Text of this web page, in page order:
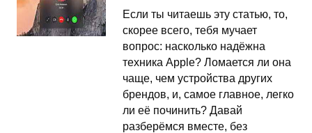
Если ты читаешь эту статью, то,
скорее всего, тебя мучает
вопрос: насколько надёжна
техника Apple? Ломается ли она
чаще, чем устройства других
брендов, и, самое главное, легко
ли её починить? Давай
разберёмся вместе, без